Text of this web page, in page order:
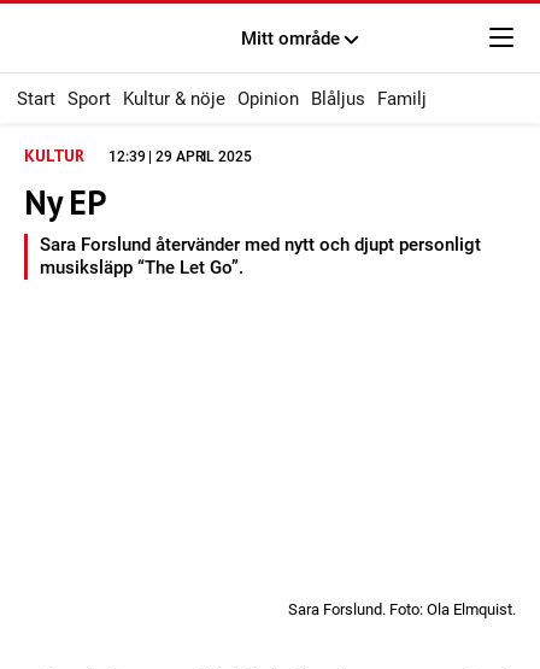
Mitt område
Start Sport Kultur & nöje Opinion Blåljus Familj
KULTUR 12:39 | 29 APRIL 2025
Ny EP
Sara Forslund återvänder med nytt och djupt personligt
musiksläpp “The Let Go”.
Sara Forslund. Foto: Ola Elmquist.